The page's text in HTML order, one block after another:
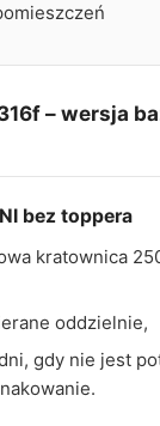
– wersja
bez toppera
kratownica
oddzielnie,
gdy nie jest